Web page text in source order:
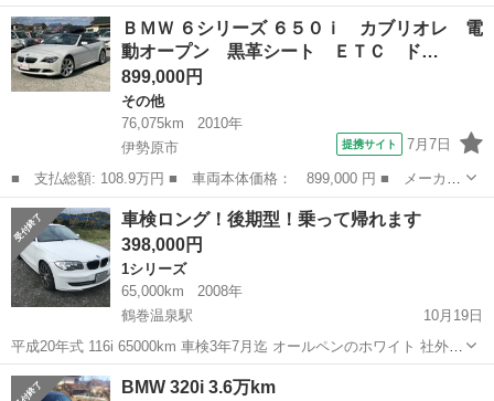
詳細■ メーカー: BMW 車種: ５シリーズ グレード: 550i Mスポーツ 車
体番号：WBANW52000***...
神奈川 伊勢原市 伊勢原駅 5シリーズ
ＢＭＷ ６シリーズ ６５０ｉ カブリオレ 電
動オープン 黒革シート ＥＴＣ ド…
899,000円
その他
76,075km
2010年
伊勢原市
提携サイト 7月7日
■ 支払総額: 108.9万円 ■ 車両本体価格： 899,000 円 ■ メーカー
名： ＢＭＷ ■ 車種名： ６シリーズ ■ グレード名： ６５０
ｉ カブリオレ 電動オープン 黒革シート ＥＴＣ ドライブレコ
ーダー シー...
神奈川 伊勢原市 その他
車検ロング！後期型！乗って帰れます
398,000円
1シリーズ
65,000km
2008年
鶴巻温泉駅
10月19日
平成20年式 116i 65000km 車検3年7月迄 オールペンのホワイト 社外ア
ルミ HDDナビ 地デジ ETC 現状車扱いになりますので一切クレームは
対応できません。 車検付きですのですぐに乗れます。 名義変更は10
神奈川 伊勢原市 鶴巻温泉駅
BMW 320i 3.6万km